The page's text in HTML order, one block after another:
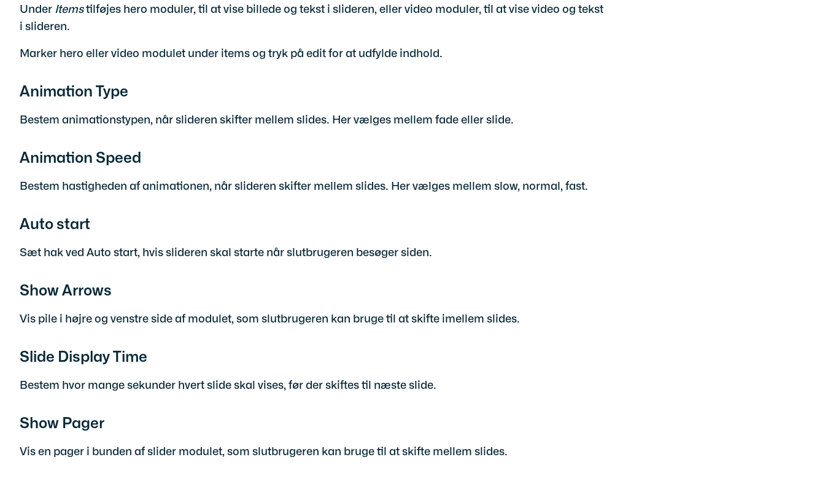
Under Itemstilføjes hero moduler, til at vise billede og tekst i slideren, eller video moduler, til at vise video og tekst
i slideren.
Marker hero eller video modulet under items og tryk på edit for at udfylde indhold.
Animation Type
Bestem animationstypen, når slideren skifter mellem slides. Her vælges mellem fade eller slide.
Animation Speed
Bestem hastigheden af animationen, når slideren skifter mellem slides. Her vælges mellem slow, normal, fast.
Auto start
Sæt hak ved Auto start, hvis slideren skal starte når slutbrugeren besøger siden.
Show Arrows
Vis pile i højre og venstre side af modulet, som slutbrugeren kan bruge til at skifte imellem slides.
Slide Display Time
Bestem hvor mange sekunder hvert slide skal vises, før der skiftes til næste slide.
Show Pager
Vis en pager i bunden af slider modulet, som slutbrugeren kan bruge til at skifte mellem slides.